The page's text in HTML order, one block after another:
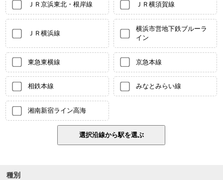
ＪＲ京浜東北・根岸線 ＪＲ横須賀線
ＪＲ横浜線
横浜市営地下鉄ブルーラ
イン
東急東横線 京急本線
相鉄本線 みなとみらい線
湘南新宿ライン高海
種別